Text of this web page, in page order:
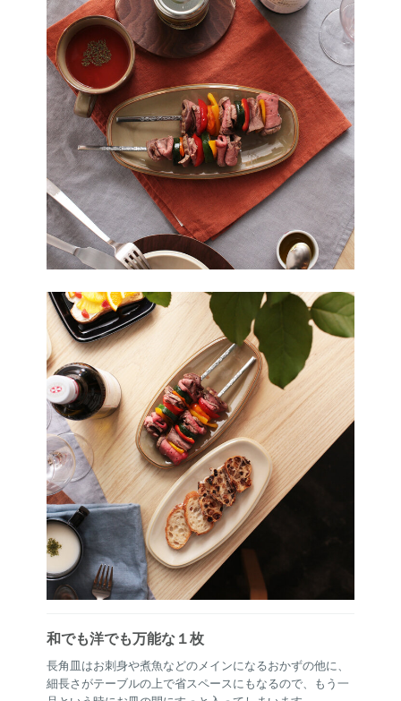
和でも洋でも万能な１枚
長角皿はお刺身や煮魚などのメインになるおかずの他に、
細長さがテーブルの上で省スペースにもなるので、もう一